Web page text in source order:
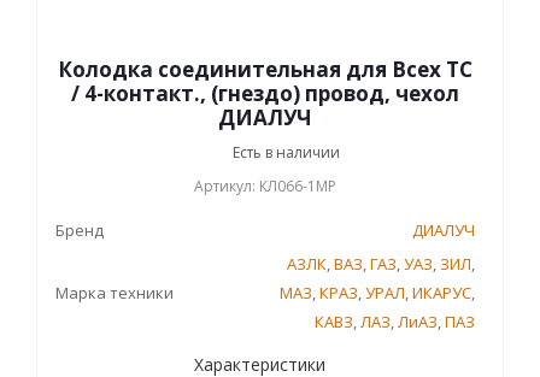
Колодка соединительная для Всех ТС
/ 4-контакт., (гнездо) провод, чехол
ДИАЛУЧ
Есть в наличии
Артикул: КЛ066-1МР
Бренд ДИАЛУЧ
Марка техники
АЗЛК,ВАЗ,ГАЗ,УАЗ, ЗИЛ,
МАЗ,КРАЗ,УРАЛ,ИКАРУС,
КАВЗ,ЛАЗ,ЛиАЗ,ПАЗ
Характеристики